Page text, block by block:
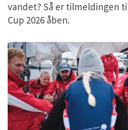
vandet? Så er tilmeldingen
Cup 2026 åben.